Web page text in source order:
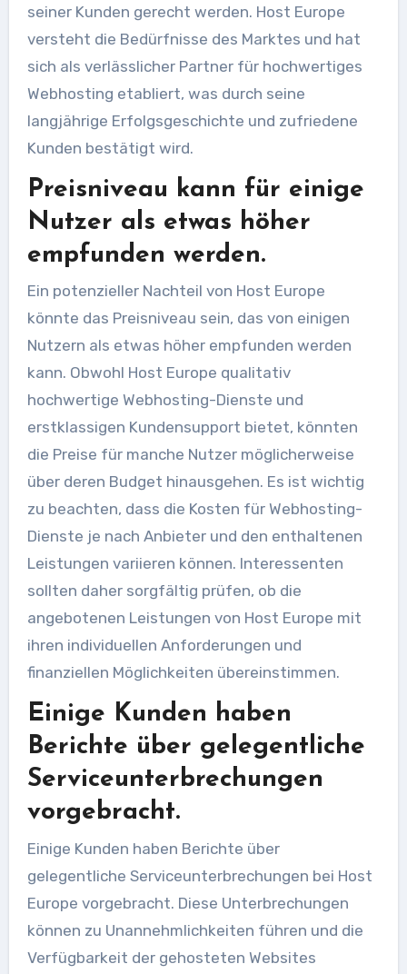
seiner Kunden gerecht werden. Host Europe
versteht die Bedürfnisse des Marktes und hat
sich als verlässlicher Partner für hochwertiges
Webhosting etabliert, was durch seine
langjährige Erfolgsgeschichte und zufriedene
Kunden bestätigt wird.
Preisniveau kann für einige
Nutzer als etwas höher
empfunden werden.
Ein potenzieller Nachteil von Host Europe
könnte das Preisniveau sein, das von einigen
Nutzern als etwas höher empfunden werden
kann. Obwohl Host Europe qualitativ
hochwertige Webhosting-Dienste und
erstklassigen Kundensupport bietet, könnten
die Preise für manche Nutzer möglicherweise
über deren Budget hinausgehen. Es ist wichtig
zu beachten, dass die Kosten für Webhosting-
Dienste je nach Anbieter und den enthaltenen
Leistungen variieren können. Interessenten
sollten daher sorgfältig prüfen, ob die
angebotenen Leistungen von Host Europe mit
ihren individuellen Anforderungen und
finanziellen Möglichkeiten übereinstimmen.
Einige Kunden haben
Berichte über gelegentliche
Serviceunterbrechungen
vorgebracht.
Einige Kunden haben Berichte über
gelegentliche Serviceunterbrechungen bei Host
Europe vorgebracht. Diese Unterbrechungen
können zu Unannehmlichkeiten führen und die
Verfügbarkeit der gehosteten Websites